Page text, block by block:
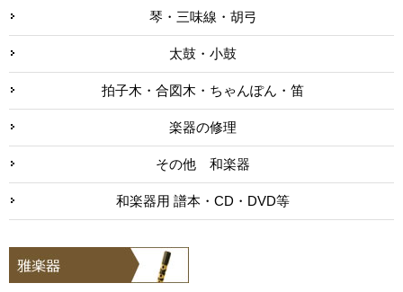
琴・三味線・胡弓
太鼓・小鼓
拍子木・合図木・ちゃんぽん・笛
楽器の修理
その他 和楽器
和楽器用 譜本・CD・DVD等